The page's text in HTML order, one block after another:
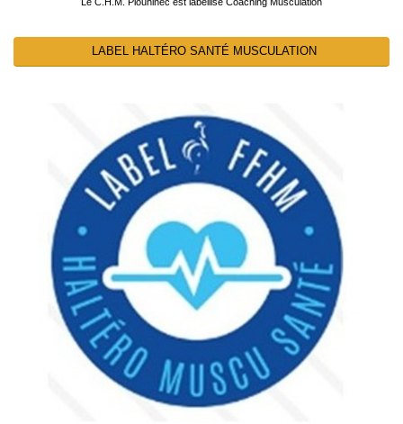
Le C.H.M. Plouhinec est labellisé Coaching Musculation
LABEL HALTÉRO SANTÉ MUSCULATION